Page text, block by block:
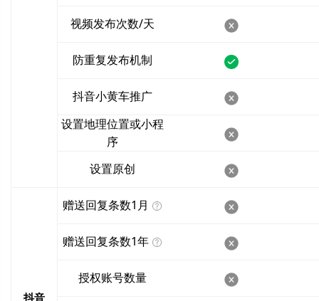
视频发布次数/天
防重复发布机制
抖音小黄车推广
设置地理位置或小程
序
设置原创
抖音
赠送回复条数1月
赠送回复条数1年
授权账号数量